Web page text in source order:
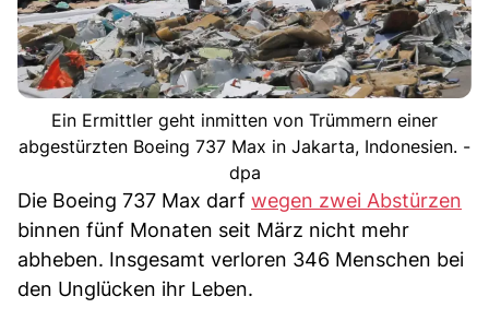
Ein Ermittler geht inmitten von Trümmern einer
abgestürzten Boeing 737 Max in Jakarta, Indonesien. -
dpa
Die Boeing 737 Max darf wegen zwei Abstürzen
binnen fünf Monaten seit März nicht mehr
abheben. Insgesamt verloren 346 Menschen bei
den Unglücken ihr Leben.